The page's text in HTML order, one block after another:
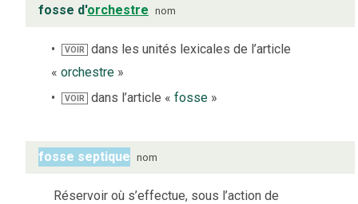
fosse d'orchestre nom
VOIR
dans les unités lexicales de l’article
« orchestre »
VOIR dans l’article «fosse »
fosse septique nom
Réservoir où s’effectue, sous l’action de